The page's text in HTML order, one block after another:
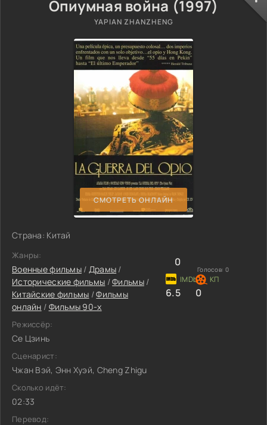
Опиумная война (1997)
YAPIAN ZHANZHENG
СМОТРЕТЬ ОНЛАЙН
Страна: Китай
Жанры:
Военные фильмы/ Драмы /
Исторические фильмы /Фильмы/
Китайские фильмы /Фильмы
онлайн / Фильмы 90-х
Режиссёр:
Се Цзинь
Сценарист:
Чжан Вэй, Энн Хуэй, Cheng Zhigu
Сколько идёт:
02:33
Перевод:
0
Голосов: 0
6.5 0